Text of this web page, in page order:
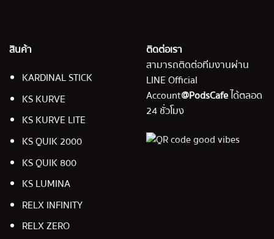
สินค้า
KARDINAL STICK
KS KURVE
KS KURVE LITE
KS QUIK 2000
KS QUIK 800
KS LUMINA
RELX INFINITY
RELX ZERO
ติดต่อเรา
สามารถติดต่อทีมงานผ่าน
LINE Official
Account@PodsCafeได้ตลอด
24 ชั่วโมง